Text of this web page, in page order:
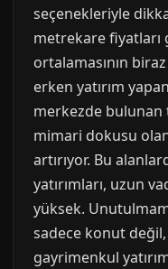
seçenekleriyle
metrekare fiyatları
ortalamasının
erken yatırım
merkezde bulunan
mimari dokusu
artırıyor. Bu
yatırımları, uzun
yüksek.
sadece konut
gayrimenkul